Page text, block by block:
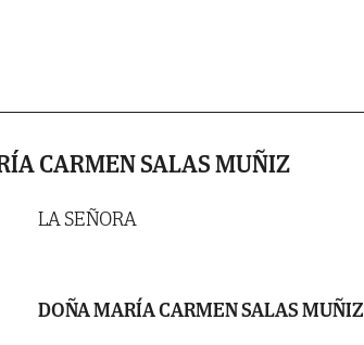
CARMEN SALAS MUÑIZ
LA SEÑORA
DOÑA MARÍA CARMEN SALAS MUÑIZ